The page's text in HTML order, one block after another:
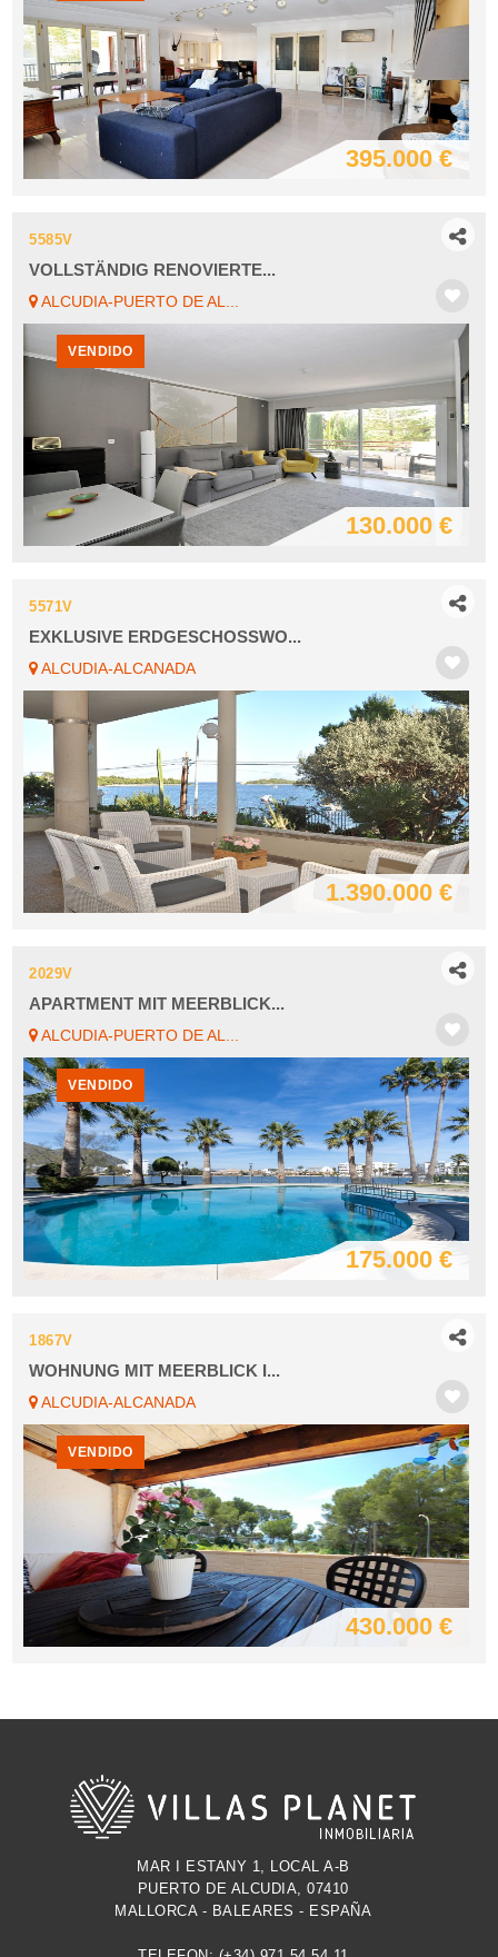
395.000 €
5585V
VOLLSTÄNDIG RENOVIERTE...
ALCUDIA-PUERTO DE AL...
VENDIDO
130.000 €
5571V
EXKLUSIVE ERDGESCHOSSWO...
ALCUDIA-ALCANADA
1.390.000 €
2029V
APARTMENT MIT MEERBLICK...
ALCUDIA-PUERTO DE AL...
VENDIDO
175.000 €
1867V
WOHNUNG MIT MEERBLICK I...
ALCUDIA-ALCANADA
VENDIDO
430.000 €
MAR I ESTANY 1, LOCAL A-B
PUERTO DE ALCUDIA, 07410
MALLORCA - BALEARES - ESPAÑA